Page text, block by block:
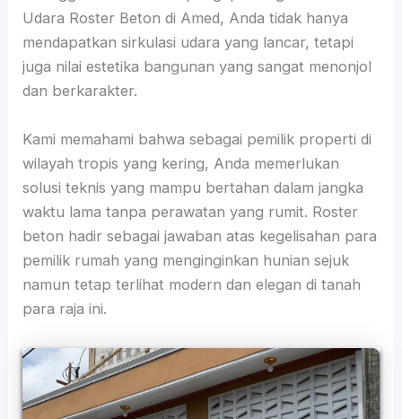
Udara Roster Beton di Amed, Anda tidak hanya
mendapatkan sirkulasi udara yang lancar, tetapi
juga nilai estetika bangunan yang sangat menonjol
dan berkarakter.
Kami memahami bahwa sebagai pemilik properti di
wilayah tropis yang kering, Anda memerlukan
solusi teknis yang mampu bertahan dalam jangka
waktu lama tanpa perawatan yang rumit. Roster
beton hadir sebagai jawaban atas kegelisahan para
pemilik rumah yang menginginkan hunian sejuk
namun tetap terlihat modern dan elegan di tanah
para raja ini.